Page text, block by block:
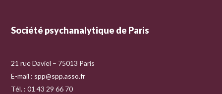
Société psychanalytique de Paris
21 rue Daviel – 75013 Paris
E-mail : spp@spp.asso.fr
Tél. : 01 43 29 66 70